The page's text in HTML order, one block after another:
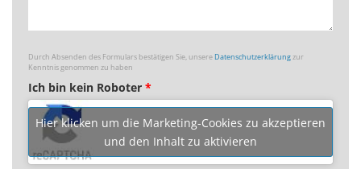
Durch Absenden des Formulars bestätigen Sie, unsereDatenschutzerklärungzur
Kenntnis genommen zu haben
Ich bin kein Roboter *
Hier klicken um die Marketing-Cookies zu akzeptieren
und den Inhalt zu aktivieren